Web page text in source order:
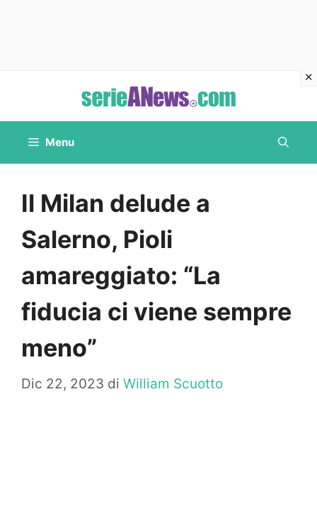
contenuto
Menu
Il Milan delude a
Salerno, Pioli
amareggiato: “La
fiducia ci viene sempre
meno”
Dic 22, 2023 di William Scuotto